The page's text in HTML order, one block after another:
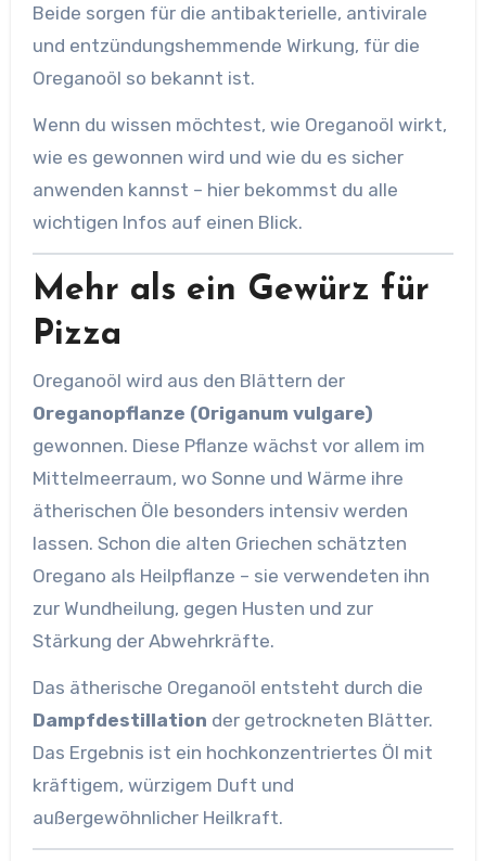
Beide sorgen für die antibakterielle, antivirale
und entzündungshemmende Wirkung, für die
Oreganoöl so bekannt ist.
Wenn du wissen möchtest, wie Oreganoöl wirkt,
wie es gewonnen wird und wie du es sicher
anwenden kannst – hier bekommst du alle
wichtigen Infos auf einen Blick.
Mehr als ein Gewürz für
Pizza
Oreganoöl wird aus den Blättern der
Oreganopflanze (Origanum vulgare)
gewonnen. Diese Pflanze wächst vor allem im
Mittelmeerraum, wo Sonne und Wärme ihre
ätherischen Öle besonders intensiv werden
lassen. Schon die alten Griechen schätzten
Oregano als Heilpflanze – sie verwendeten ihn
zur Wundheilung, gegen Husten und zur
Stärkung der Abwehrkräfte.
Das ätherische Oreganoöl entsteht durch die
Dampfdestillation der getrockneten Blätter.
Das Ergebnis ist ein hochkonzentriertes Öl mit
kräftigem, würzigem Duft und
außergewöhnlicher Heilkraft.